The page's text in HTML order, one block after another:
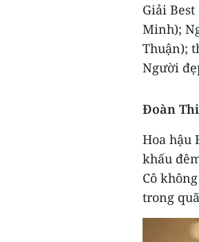
Giải
Minh);
Thuận);
Người
Đoàn
Hoa hậu
khấu
Cô
trong